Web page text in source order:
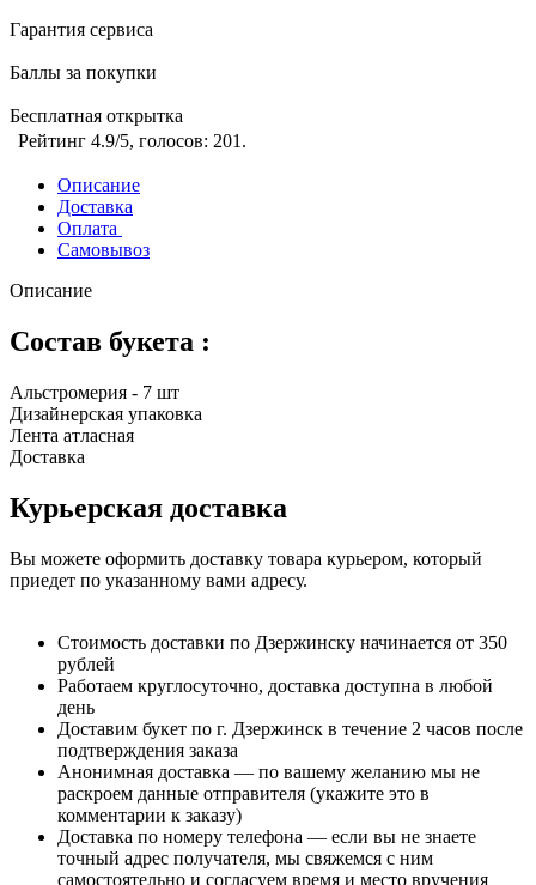
Гарантия сервиса
Баллы за покупки
Бесплатная открытка
Рейтинг 4.9/5, голосов: 201 .
Описание
Доставка
Оплата
Самовывоз
Описание
Состав букета :
Альстромерия - 7 шт
Дизайнерская упаковка
Лента атласная
Доставка
Курьерская доставка
Вы можете оформить доставку товара курьером, который
приедет по указанному вами адресу.
Стоимость доставки по Дзержинску начинается от 350
рублей
Работаем круглосуточно, доставка доступна в любой
день
Доставим букет по г. Дзержинск в течение 2 часов после
подтверждения заказа
Анонимная доставка — по вашему желанию мы не
раскроем данные отправителя (укажите это в
комментарии к заказу)
Доставка по номеру телефона — если вы не знаете
точный адрес получателя, мы свяжемся с ним
самостоятельно и согласуем время и место вручения